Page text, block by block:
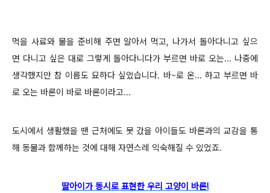
먹을 사료와 물을 준비해 주면 알아서 먹고, 나가서 돌아다니고 싶으
면 다니고 싶은 대로 그렇게 돌아다니다가 부르면 바로 오는... 나중에
생각했지만 참 이름도 묘하다 싶었습니다. 바~로 온... 하고 부르면 바
로 오는 바론이 바로 바론이라고...
도시에서 생활했을 땐 근처에도 못 갔을 아이들도 바론과의 교감을 통
해 동물과 함께하는 것에 대해 자연스레 익숙해질 수 있었죠.
딸아이가 동시로 표현한 우리 고양이 바론!